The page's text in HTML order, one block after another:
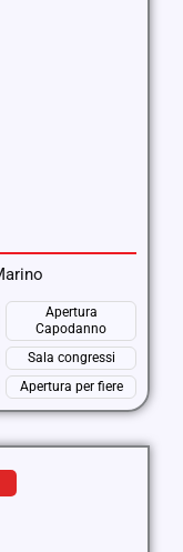
Apertura
Capodanno
Sala congressi
Apertura per fiere